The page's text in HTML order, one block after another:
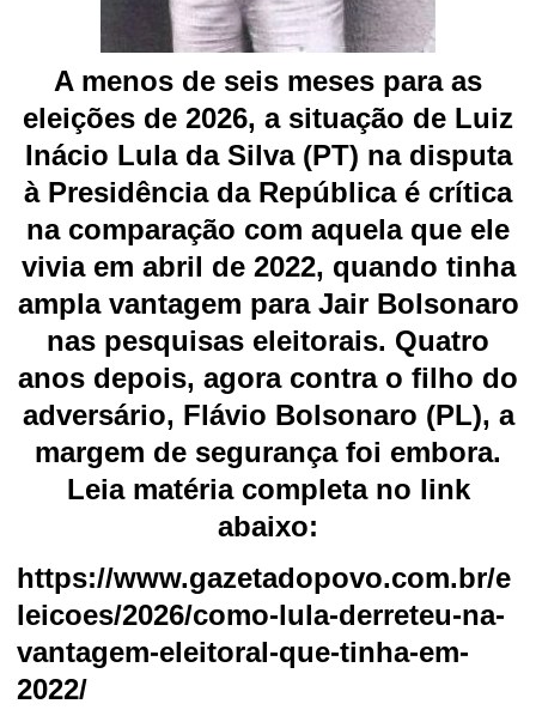
A menos de seis meses para as
eleições de 2026, a situação de Luiz
Inácio Lula da Silva (PT) na disputa
à Presidência da República é crítica
na comparação com aquela que ele
vivia em abril de 2022, quando tinha
ampla vantagem para Jair Bolsonaro
nas pesquisas eleitorais. Quatro
anos depois, agora contra o filho do
adversário, Flávio Bolsonaro (PL), a
margem de segurança foi embora.
Leia matéria completa no link
abaixo:
https://www.gazetadopovo.com.br/e
leicoes/2026/como-lula-derreteu-na-
vantagem-eleitoral-que-tinha-em-
2022/